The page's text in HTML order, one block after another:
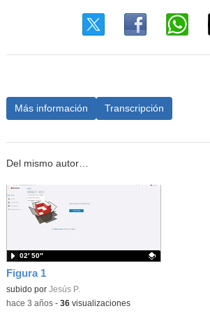
Más información Transcripción
Del mismo autor…
Figura 1
Contenido educativo.
subido por Jesús P.
02′ 50″
-hace 3 años- 36visualizaciones